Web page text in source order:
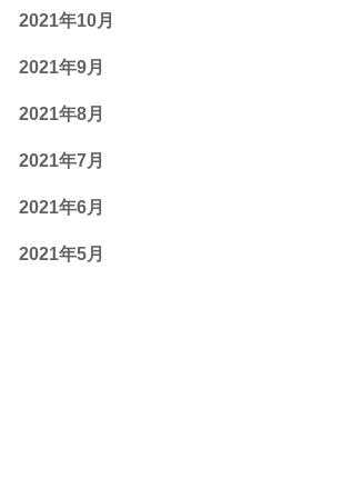
2021年10月
2021年9月
2021年8月
2021年7月
2021年6月
2021年5月